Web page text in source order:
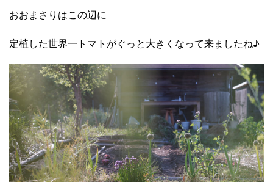
おおまさりはこの辺に
定植した世界一トマトがぐっと大きくなって来ましたね♪